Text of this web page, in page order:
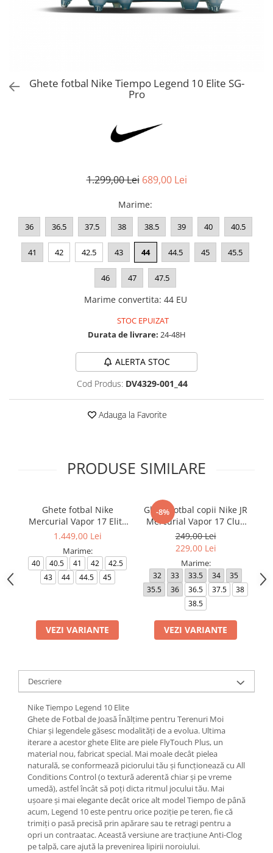
Bluze fotbal copii
Sorturi fotbal femei
Ghete fotbal Nike Tiempo Legend 10 Elite SG-
Pro
1.299,00 Lei 689,00 Lei
Marime:
36 36.5 37.5 38 38.5 39 40 40.5
41 42 42.5 43 44 44.5 45 45.5
46 47 47.5
Marime convertita: 44 EU
STOC EPUIZAT
Durata de livrare: 24-48H
ALERTA STOC
Cod Produs: DV4329-001_44
Adauga la Favorite
PRODUSE SIMILARE
Ghete fotbal Nike
Mercurial Vapor 17 Elite
FG T Se
1.449,00 Lei
Marime:
40 40.5 41 42
42.5
43
44 44.5 45
VEZI VARIANTE
-8%
Ghete fotbal copii Nike JR
Mercurial Vapor 17 Club
FG/MG
249,00 Lei
229,00 Lei
Marime:
32 33 33.5 34
35
35.5
36 36.5 37.5
38
38.5
VEZI VARIANTE
Descriere
Nike Tiempo Legend 10 Elite
Ghete de Fotbal de Joasă Înălțime pentru Terenuri Moi
Chiar și legendele găsesc modalități de a evolua. Ultima
iterare a acestor ghete Elite are piele FlyTouch Plus, un
material nou, fabricat special. Mai moale decât pielea
naturală, se conformează piciorului tău și funcționează cu All
Conditions Control (o textură aderentă chiar și pe vreme
umedă), astfel încât să poți dicta ritmul jocului tău. Mai
ușoare și mai elegante decât orice alt model Tiempo de până
acum, Legend 10 este pentru orice poziție pe teren, fie că
trimiți o pasă precisă prin apărare sau te retragi pentru a
opri un contraatac. Această versiune are tracțiune Anti-Clog
pe talpă, care ajută la prevenirea lipirii noroiului.